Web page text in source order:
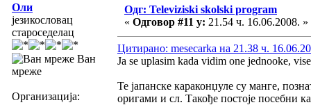
Оли
језикословац
староседелац
Ван
мреже
Организација:
Одг: Televiziski skolski program
« Одговор #11 у: 21.54 ч. 16.06.2008. »
Цитирано: mesecarka на 21.38 ч.
Ja se uplasim kada vidim one jednooke,
Те јапанске караконџуле су манге,
оригами и сл. Такође постоје посебни